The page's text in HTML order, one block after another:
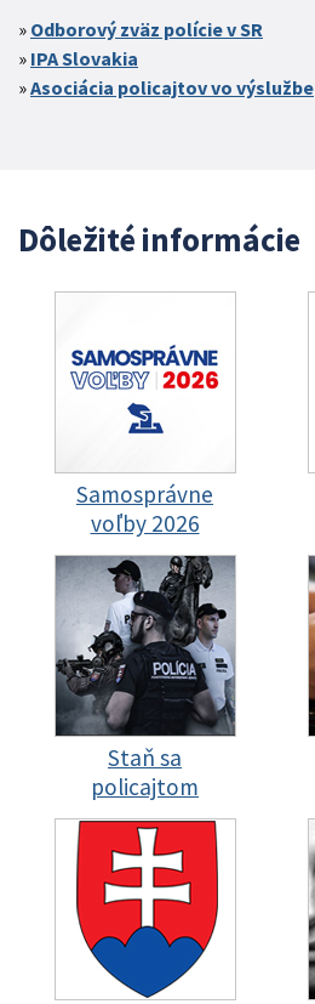
Odborový zväz polície v SR
IPA Slovakia
Asociácia policajtov vo výslužbe
Dôležité informácie
Samosprávne
voľby 2026
Staň sa
policajtom